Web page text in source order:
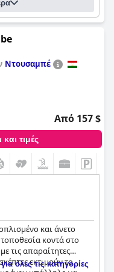
Ντουσαμπέ
Από 157 $
τιμές
και άνετο
κοντά στο
τις απαραίτητες
εκτιμούν το
όλες τις κατηγορίες